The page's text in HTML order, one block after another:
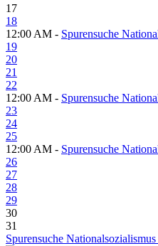
17
18
12:00 AM - Spurensuche
19
20
21
22
12:00 AM - Spurensuche
23
24
25
12:00 AM - Spurensuche
26
27
28
29
30
31
Spurensuche